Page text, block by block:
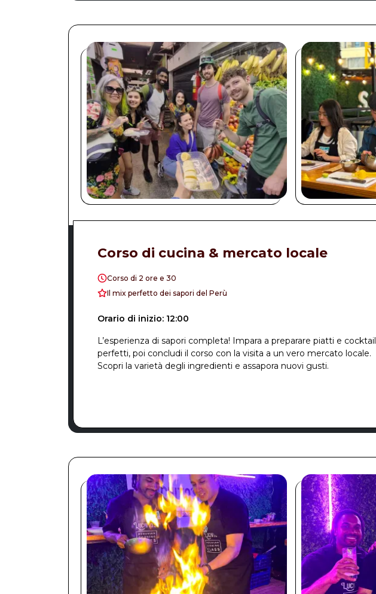
Corso di cucina & mercato locale
Corso di 2 ore e 30
Il mix perfetto dei sapori del Perù
Orario di inizio: 12:00
L’esperienza di sapori completa! Impara a preparare piatti e cocktail
perfetti, poi concludi il corso con la visita a un vero mercato locale.
Scopri la varietà degli ingredienti e assapora nuovi gusti.